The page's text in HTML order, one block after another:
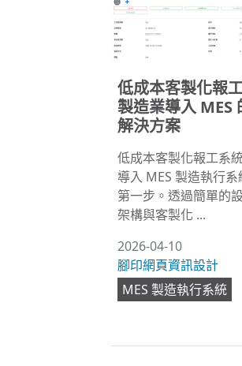
低成本客製化報
製造業導入 MES
解決方案
低成本客製化報工系
導入 MES 製造執行
第一步。透過簡單的
架構與客製化 ...
2026-04-10
腳印網頁資訊設計
MES 製造執行系統